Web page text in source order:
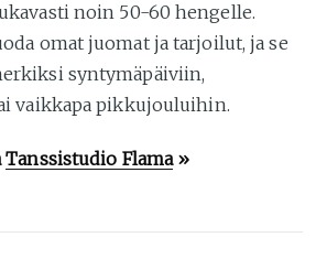
noin 50-60 hengelle.
omat juomat ja tarjoilut, ja se
syntymäpäiviin,
vaikkapa pikkujouluihin.
Tanssistudio Flama»